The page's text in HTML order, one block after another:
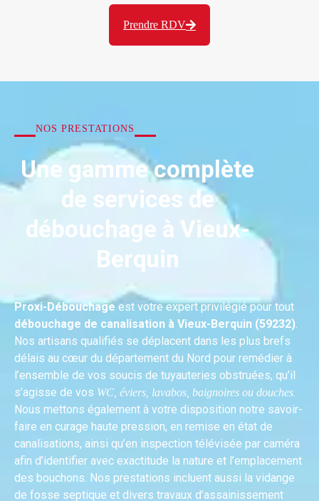
Prendre RDV
NOS PRESTATIONS
Une gamme complète
de services de
débouchage à Vieux-
Berquin
Proxi-Débouchage est votre expert privilégié pour tout
débouchage de canalisation à Vieux-Berquin (59232).
Nos artisans qualifiés se déplacent dans les plus brefs
délais au cœur du département du Nord pour remédier à
l’ensemble de vos soucis de tuyauteries obstruées, qu’il
s’agisse de vos WC, éviers, lavabos, baignoires ou douches.
Nous mettons également à votre disposition notre savoir-
faire en curage haute pression, en remise en état de
canalisations, ainsi qu’en inspection télévisée par caméra
afin d’identifier avec exactitude la nature et l’emplacement
des bouchons. Nos prestations incluent aussi la vidange
de fosse septique et divers travaux d’assainissement